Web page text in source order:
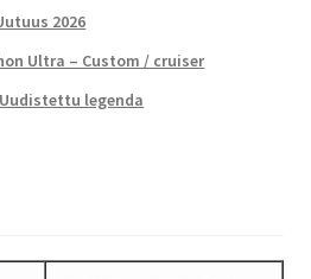
2026
Ultra – Custom / cruiser
legenda